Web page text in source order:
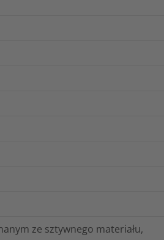
ze sztywnego materiału,